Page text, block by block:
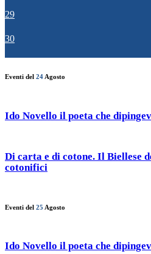
29
30
Eventi del 24 Agosto
Ido Novello il poeta che
Di carta e di cotone. Il Biellese
cotonifici
Eventi del 25 Agosto
Ido Novello il poeta che